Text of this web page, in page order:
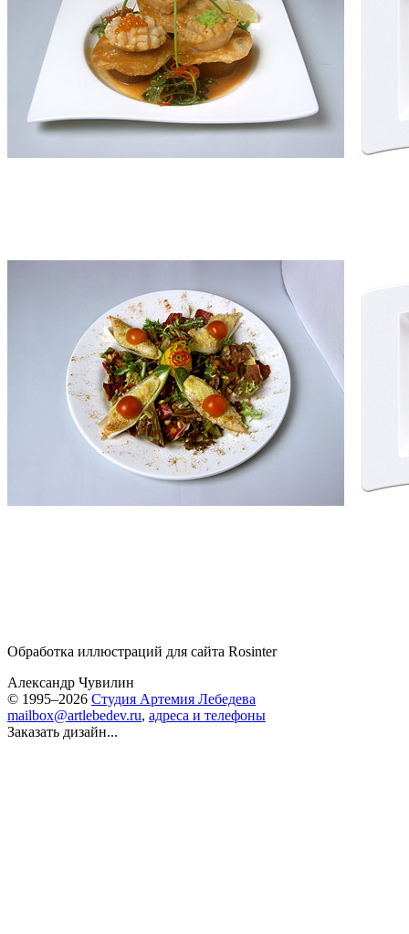
Обработка иллюстраций для сайта Rosinter
Александр Чувилин
© 1995–2026 Студия Артемия Лебедева
mailbox@artlebedev.ru, адреса и телефоны
Заказать дизайн...